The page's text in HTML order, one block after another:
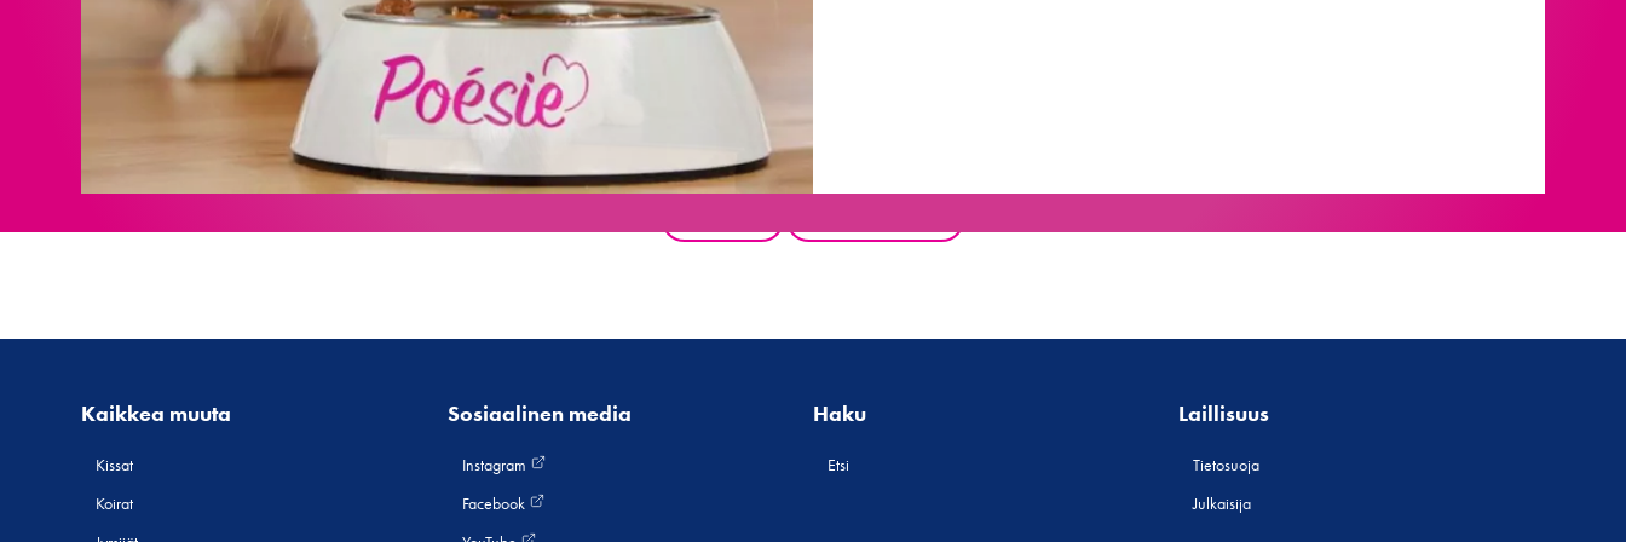
Kaikkea muuta
Kissat
Koirat
Sosiaalinen media
Instagram
Facebook
Haku
Etsi
Laillisuus
Tietosuoja
Julkaisija